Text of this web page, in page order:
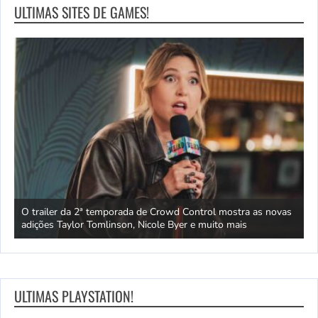
ULTIMAS SITES DE GAMES!
O trailer da 2ª temporada de Crowd Control mostra as novas
adições Taylor Tomlinson, Nicole Byer e muito mais
ULTIMAS PLAYSTATION!